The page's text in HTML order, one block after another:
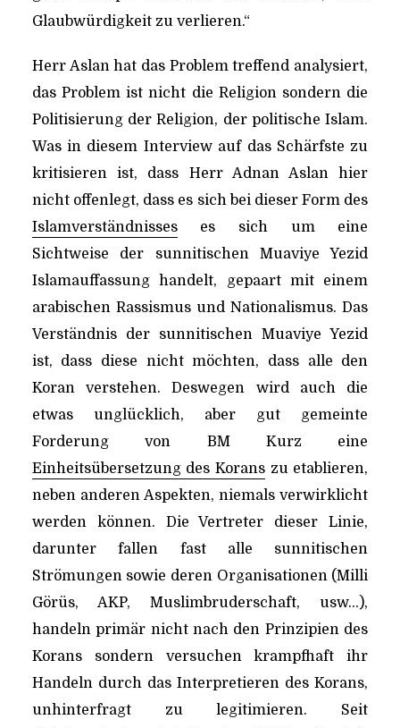
Glaubwürdigkeit zu verlieren.“
Herr Aslan hat das Problem treffend analysiert,
das Problem ist nicht die Religion sondern die
Politisierung der Religion, der politische Islam.
Was in diesem Interview auf das Schärfste zu
kritisieren ist, dass Herr Adnan Aslan hier
nicht offenlegt, dass es sich bei dieser Form des
Islamverständnisseses sich um eine
Sichtweise der sunnitischen Muaviye Yezid
Islamauffassung handelt, gepaart mit einem
arabischen Rassismus und Nationalismus. Das
Verständnis der sunnitischen Muaviye Yezid
ist, dass diese nicht möchten, dass alle den
Koran verstehen. Deswegen wird auch die
etwas unglücklich, aber gut gemeinte
Forderung von BM Kurz eine
Einheitsübersetzung des Korans zu etablieren,
neben anderen Aspekten, niemals verwirklicht
werden können. Die Vertreter dieser Linie,
darunter fallen fast alle sunnitischen
Strömungen sowie deren Organisationen (Milli
Görüs, AKP, Muslimbruderschaft, usw…),
handeln primär nicht nach den Prinzipien des
Korans sondern versuchen krampfhaft ihr
Handeln durch das Interpretieren des Korans,
unhinterfragt zu legitimieren. Seit